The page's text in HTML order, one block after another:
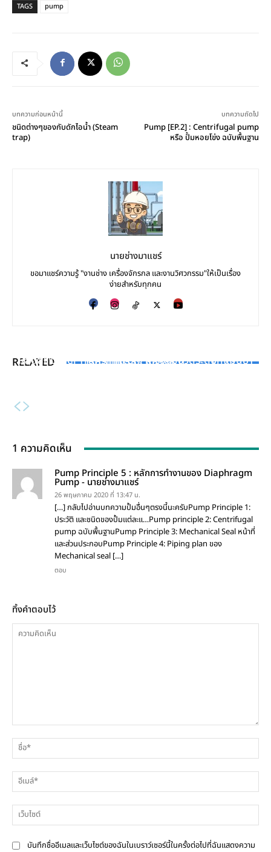
TAGS pump
บทความก่อนหน้านี้
ชนิดต่างๆของกับดักไอน้ำ (Steam
trap)
บทความถัดไป
Pump [EP.2] : Centrifugal pump
หรือ ปั้มหอยโข่ง ฉบับพื้นฐาน
นายช่างมาแชร์
ขอมาแชร์ความรู้ "งานช่าง เครื่องจักรกล และงานวิศวกรรม"ให้เป็นเรื่อง
ง่ายสำหรับทุกคน
RELATED โอคอมเพล็กซ์ phase II
Radar Level Transmitter : เครื่องมือวัดระดับที่แม่นยำ
บริการครบวงจรจาก บริษัทสหเครน (Saha Crane) ศูนย์
รวมเครน เครื่องจักร รถยนต์มือสอง และบริการพื้นที่ Free
1 ความคิดเห็น
Pump Principle 5 : หลักการทำงานของ Diaphragm
Pump - นายช่างมาแชร์
26 พฤษภาคม 2020 ที่ 13:47 น.
[…] กลับไปอ่านบทความปั้มอื่นๆตรงนี้นะครับPump Principle 1:
ประวัติ และชนิดของปั้มแต่ละแ…Pump principle 2: Centrifugal
pump ฉบับพื้นฐานPump Principle 3: Mechanical Seal หน้าที่
และส่วนประกอบPump Principle 4: Piping plan ของ
Mechanical seal […]
ตอบ
ทิ้งคำตอบไว้
คิด
เห็น
บันทึกชื่ออีเมลและเว็บไซต์ของฉันในเบราว์เซอร์นี้ในครั้งต่อไปที่ฉันแสดงความ